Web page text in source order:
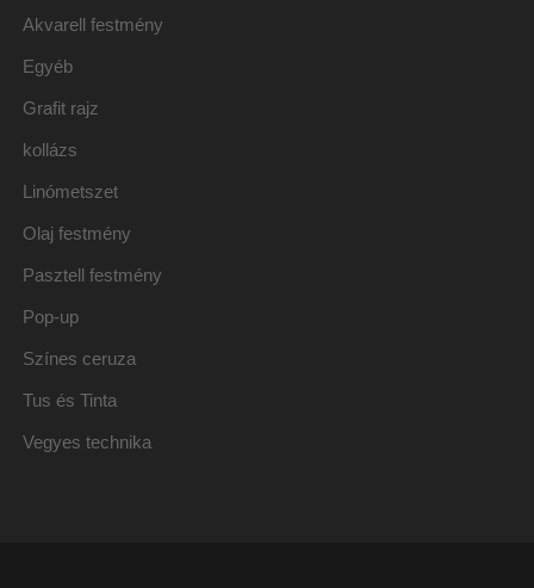
Akvarell festmény
Egyéb
Grafit rajz
kollázs
Linómetszet
Olaj festmény
Pasztell festmény
Pop-up
Színes ceruza
Tus és Tinta
Vegyes technika